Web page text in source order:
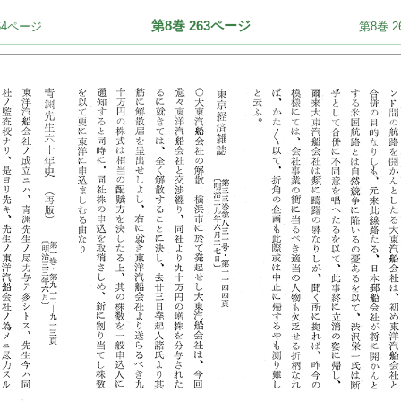
第8巻 263ページ